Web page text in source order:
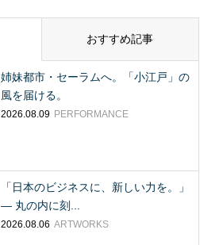
おすすめ記事
姉妹都市・セーラムへ。「小江戸」の
風を届ける。
2026.08.09 PERFORMANCE
「日本のビジネスに、新しい力を。」
― 丸の内に刻...
2026.08.06 ARTWORKS